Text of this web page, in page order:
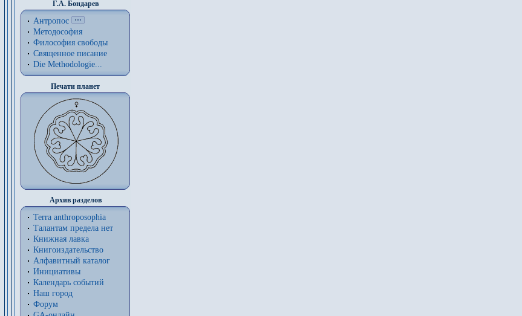
Г.А. Бондарев
Антропос
Методософия
Философия cвободы
Священное писание
Die Methodologie...
Печати планет
Архив разделов
Terra anthroposophia
Талантам предела нет
Книжная лавка
Книгоиздательство
Алфавитный каталог
Инициативы
Календарь событий
Наш город
Форум